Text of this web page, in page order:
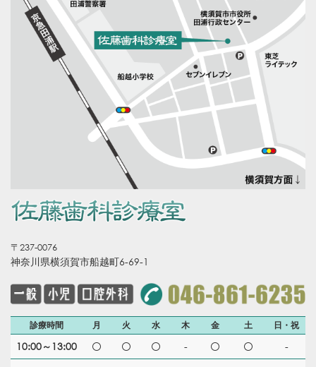
〒237-0076
神奈川県横須賀市船越町6-69-1
診療時間 月 火 水 木 金 土 日・祝
10:00～13:00 -
-